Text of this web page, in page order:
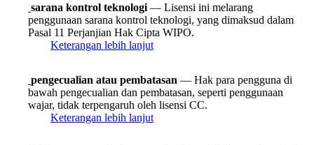
sarana kontrol teknologi — Lisensi ini melarang
penggunaan sarana kontrol teknologi, yang dimaksud dalam
Pasal 11 Perjanjian Hak Cipta WIPO.
Keterangan lebih lanjut
pengecualian atau pembatasan — Hak para pengguna di
bawah pengecualian dan pembatasan, seperti penggunaan
wajar, tidak terpengaruh oleh lisensi CC.
Keterangan lebih lanjut